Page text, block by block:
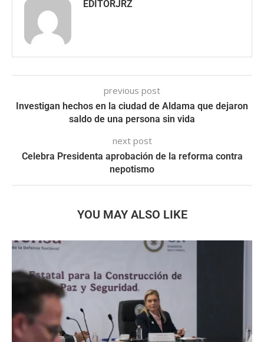
EDITORJRZ
previous post
Investigan hechos en la ciudad de Aldama que dejaron
saldo de una persona sin vida
next post
Celebra Presidenta aprobación de la reforma contra
nepotismo
YOU MAY ALSO LIKE